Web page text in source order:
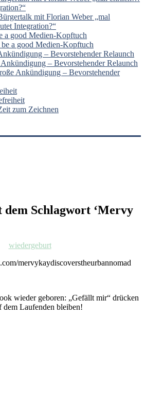
mit Florian Weber „mal
Integration?“
a good Medien-Kopftuch
a good Medien-Kopftuch
– Bevorstehender Relaunch
– Bevorstehender Relaunch
Ankündigung – Bevorstehender
zum Zeichnen
Schlagwort ‘Mervy
wiedergeburt
mervykaydiscoverstheurbannomad
wieder geboren: „Gefällt mir“ drücken
dem Laufenden bleiben!